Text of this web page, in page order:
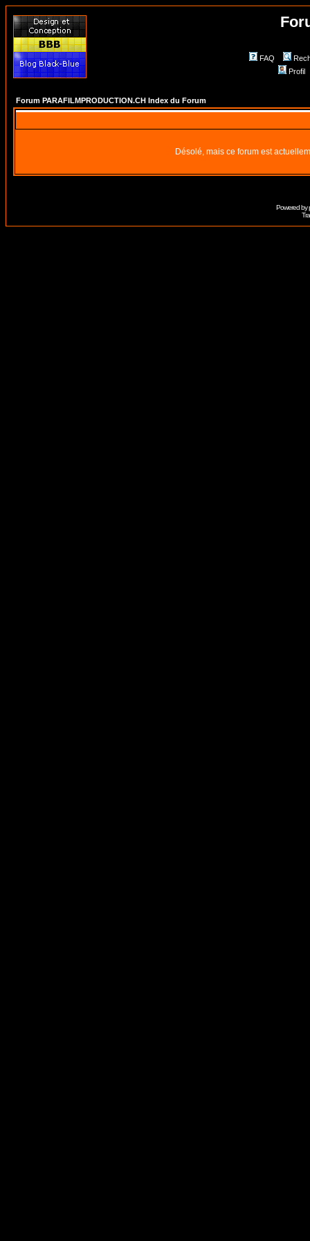
FAQ
Profil
Forum PARAFILMPRODUCTION.CH Index du Forum
Désolé, mais ce forum est
Powered by